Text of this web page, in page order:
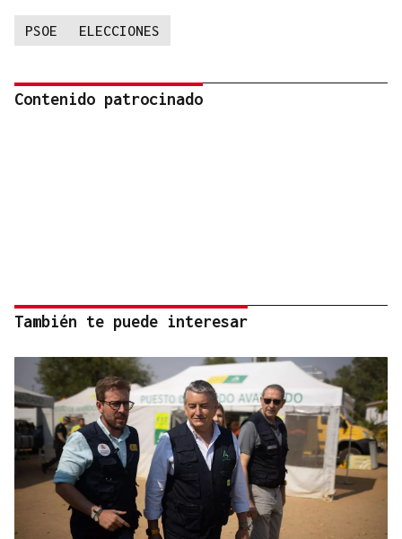
PSOE ELECCIONES
Contenido patrocinado
También te puede interesar